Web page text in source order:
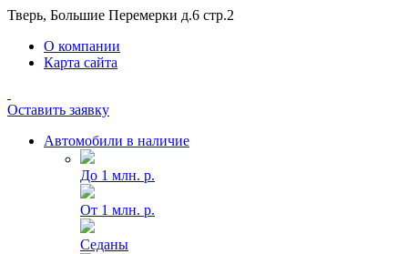
Тверь, Большие Перемерки д.6 стр.2
О компании
Карта сайта
Оставить заявку
Автомобили в наличие
До 1 млн. р.
От 1 млн. р.
Седаны